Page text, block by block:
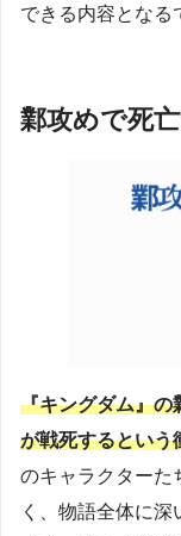
できる内容となる
鄴攻めで死
『キングダム』の
が戦死するという
のキャラクターた
く、物語全体に